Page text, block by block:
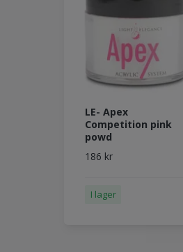
LE- Apex
Competition pink
powd
186 kr
I lager